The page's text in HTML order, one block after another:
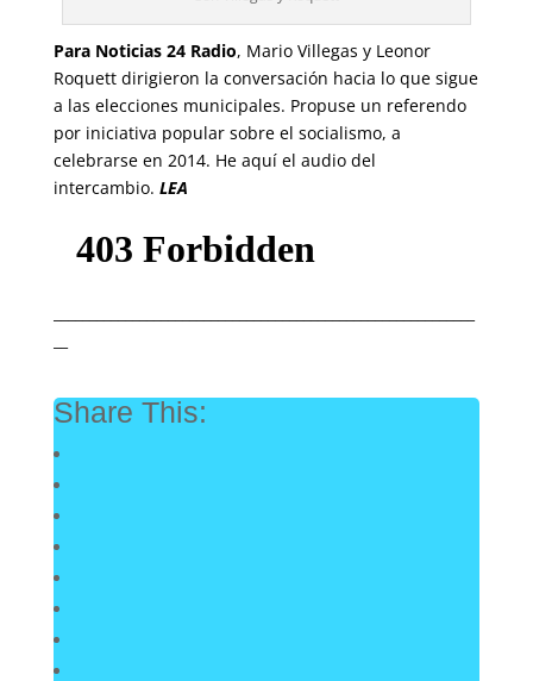
Para Noticias 24 Radio, Mario Villegas y Leonor
Roquett dirigieron la conversación hacia lo que sigue
a las elecciones municipales. Propuse un referendo
por iniciativa popular sobre el socialismo, a
celebrarse en 2014. He aquí el audio del
intercambio. LEA
Share This: